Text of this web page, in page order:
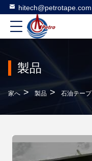
hitech@petrotape.com
製品
家へ > 製品 > 石油テープ